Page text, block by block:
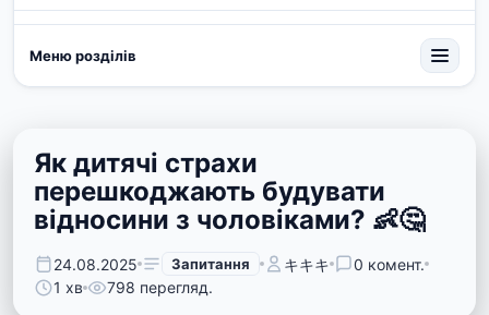
Меню розділів
Як дитячі страхи
перешкоджають будувати
відносини з чоловіками? 👶🤔
24.08.2025 Запитання キキキ
0 комент.
1 хв
798 перегляд.